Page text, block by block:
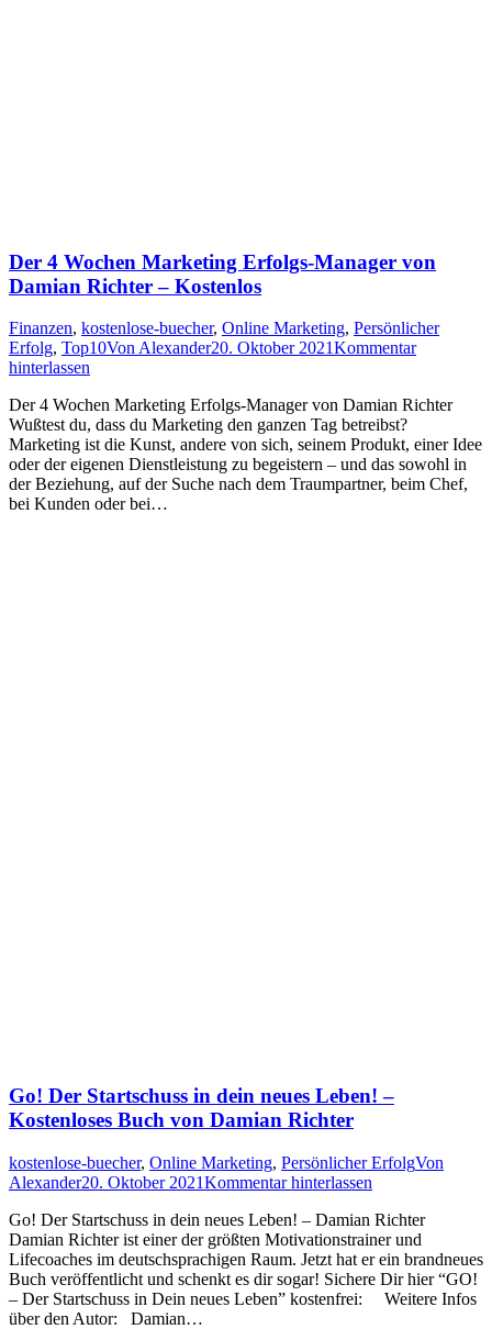
Der 4 Wochen Marketing Erfolgs-Manager von
Damian Richter – Kostenlos
Finanzen, kostenlose-buecher, Online Marketing, Persönlicher
Erfolg, Top10Von Alexander20. Oktober 2021Kommentar
hinterlassen
Der 4 Wochen Marketing Erfolgs-Manager von Damian Richter
Wußtest du, dass du Marketing den ganzen Tag betreibst?
Marketing ist die Kunst, andere von sich, seinem Produkt, einer Idee
oder der eigenen Dienstleistung zu begeistern – und das sowohl in
der Beziehung, auf der Suche nach dem Traumpartner, beim Chef,
bei Kunden oder bei…
Go! Der Startschuss in dein neues Leben! –
Kostenloses Buch von Damian Richter
kostenlose-buecher, Online Marketing, Persönlicher ErfolgVon
Alexander20. Oktober 2021Kommentar hinterlassen
Go! Der Startschuss in dein neues Leben! – Damian Richter
Damian Richter ist einer der größten Motivationstrainer und
Lifecoaches im deutschsprachigen Raum. Jetzt hat er ein brandneues
Buch veröffentlicht und schenkt es dir sogar! Sichere Dir hier “GO!
– Der Startschuss in Dein neues Leben” kostenfrei: Weitere Infos
über den Autor: Damian…